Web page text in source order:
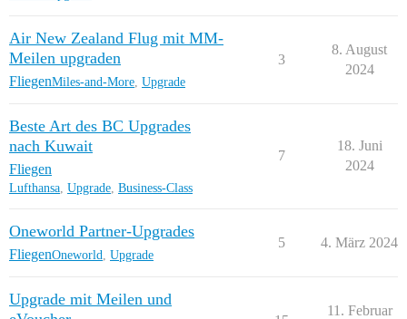
Air New Zealand Flug mit MM-
Meilen upgraden
FliegenMiles-and-More Upgrade
3
8. August
2024
Beste Art des BC Upgrades
nach Kuwait
Fliegen
Lufthansa, Upgrade, Business-Class
7
18. Juni
2024
Oneworld Partner-Upgrades
FliegenOneworld Upgrade
5 4. März 2024
Upgrade mit Meilen und
11. Februar